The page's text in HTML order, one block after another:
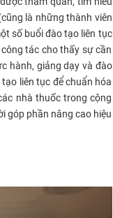
là những thành viên
số buổi đào tạo liên tục
tác cho thấy sự cần
hành, giảng dạy và đào
liên tục để chuẩn hóa
nhà thuốc trong cộng
góp phần nâng cao hiệu